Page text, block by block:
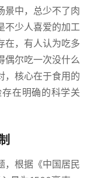
景中，总少不了肉
不少人喜爱的加工
在，有人认为吃多
偶尔吃一次没什么
，核心在于食用的
在明确的科学关
，根据《中国居民